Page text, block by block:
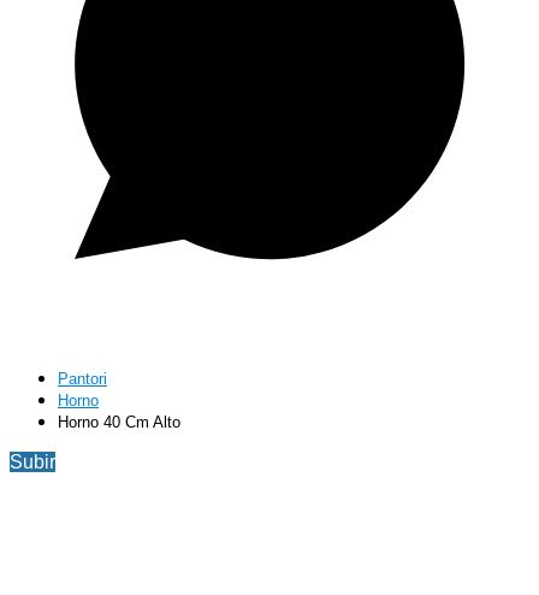
Pantori
Horno
Horno 40 Cm Alto
Subir